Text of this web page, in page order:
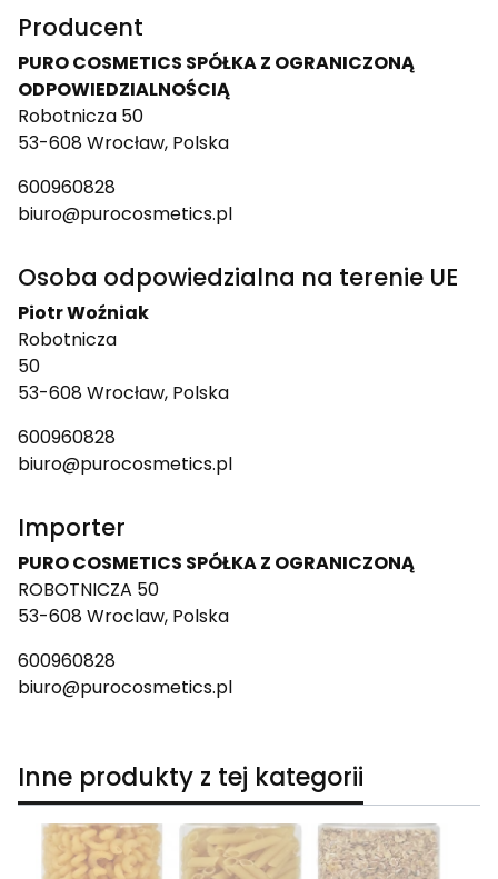
Producent
PURO COSMETICS SPÓŁKA Z OGRANICZONĄ
ODPOWIEDZIALNOŚCIĄ
Robotnicza 50
53-608 Wrocław, Polska
600960828
biuro@purocosmetics.pl
Osoba odpowiedzialna na terenie UE
Piotr Woźniak
Robotnicza
50
53-608 Wrocław, Polska
600960828
biuro@purocosmetics.pl
Importer
PURO COSMETICS SPÓŁKA Z OGRANICZONĄ
ROBOTNICZA 50
53-608 Wroclaw, Polska
600960828
biuro@purocosmetics.pl
Inne produkty z tej kategorii